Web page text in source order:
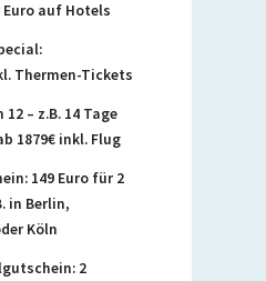
Euro auf Hotels
Thermen-Tickets
– z.B. 14 Tage
1879€ inkl. Flug
149 Euro für 2
in Berlin,
Köln
2